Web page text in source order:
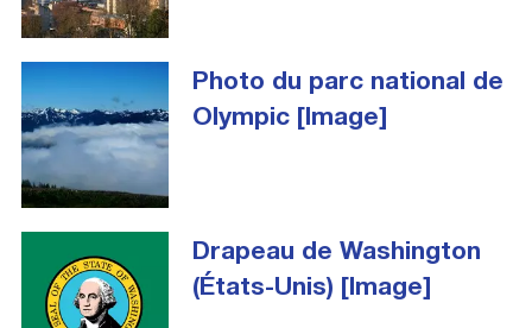
Photo du parc national de
Olympic [Image]
Drapeau de Washington
(États-Unis) [Image]